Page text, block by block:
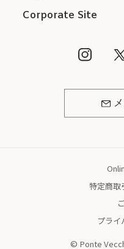
Corporate Site
特定商取
プライ
© Ponte